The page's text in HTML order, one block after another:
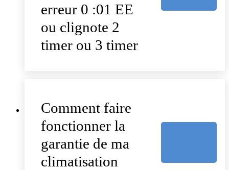
erreur 0 :01 EE
ou clignote 2
timer ou 3 timer
Comment faire
fonctionner la
garantie de ma
climatisation